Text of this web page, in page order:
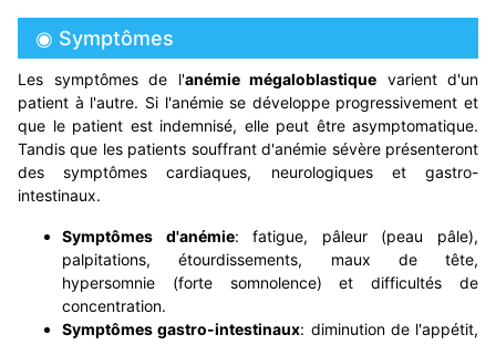
◉ Symptômes
Les symptômes de l'anémie mégaloblastique varient d'un
patient à l'autre. Si l'anémie se développe progressivement et
que le patient est indemnisé, elle peut être asymptomatique.
Tandis que les patients souffrant d'anémie sévère présenteront
des symptômes cardiaques, neurologiques et gastro-
intestinaux.
Symptômes d'anémie: fatigue, pâleur (peau pâle),
palpitations, étourdissements, maux de tête,
hypersomnie (forte somnolence) et difficultés de
concentration.
Symptômes gastro-intestinaux: diminution de l'appétit,